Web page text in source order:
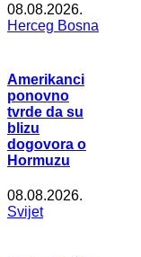
08.08.2026.
Herceg Bosna
Amerikanci
ponovno
tvrde da su
blizu
dogovora o
Hormuzu
08.08.2026.
Svijet